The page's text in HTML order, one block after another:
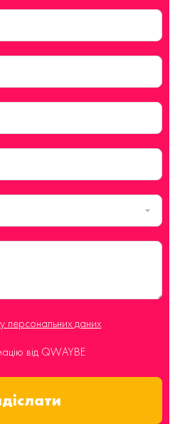
персональних даних
від QWAYBE